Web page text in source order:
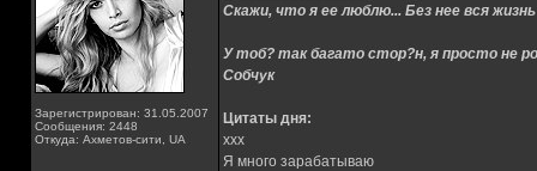
Зарегистрирован: 31.05.2007
Сообщения: 2448
Откуда: Ахметов-сити, UA
Скажи, что я ее люблю... Без нее вся
У тоб? так багато стор?н, я просто не
Собчук
Цитаты дня:
xxx
Я много зарабатываю